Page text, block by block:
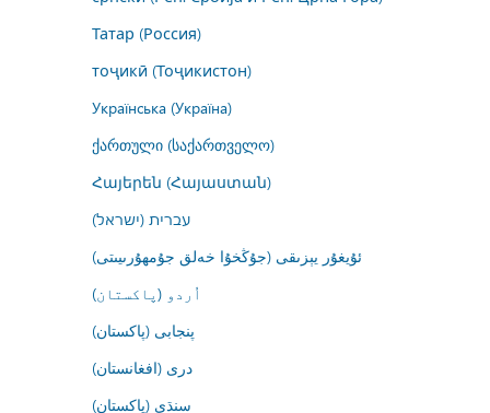
Татар (Россия)
тоҷикӣ (Тоҷикистон)
Українська (Україна)
ქართული (საქართველო)
Հայերեն (Հայաստան)
עברית (ישראל)
ئۇيغۇر يېزىقى (جۇڭخۇا خەلق جۇمھۇرىيىتى)
اُردو (پاکستان)
پنجابی (پاکستان)
درى (افغانستان)
سنڌي (پاکستان)